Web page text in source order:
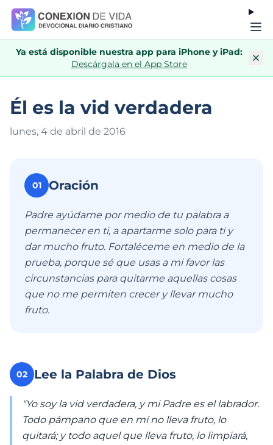
Ya está disponible nuestra app para iPhone y iPad:
Descárgala en el App Store
Él es la vid verdadera
lunes, 4 de abril de 2016
01 Oración
Padre ayúdame por medio de tu palabra a
permanecer en ti, a apartarme solo para ti y
dar mucho fruto. Fortaléceme en medio de la
prueba, porque sé que usas a mi favor las
circunstancias para quitarme aquellas cosas
que no me permiten crecer y llevar mucho
fruto.
02 Lee la Palabra de Dios
"Yo soy la vid verdadera, y mi Padre es el labrador.
Todo pámpano que en mí no lleva fruto, lo
quitará; y todo aquel que lleva fruto, lo limpiará,